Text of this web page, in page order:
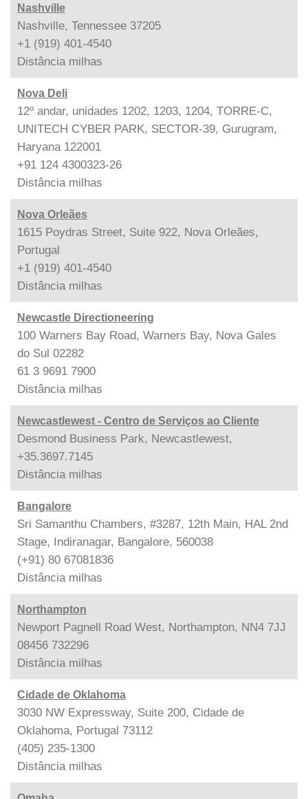
Nashville
Nashville, Tennessee 37205
+1 (919) 401-4540
Distância milhas
Nova Deli
12º andar, unidades 1202, 1203, 1204, TORRE-C,
UNITECH CYBER PARK, SECTOR-39, Gurugram,
Haryana 122001
+91 124 4300323-26
Distância milhas
Nova Orleães
1615 Poydras Street, Suite 922, Nova Orleães,
Portugal
+1 (919) 401-4540
Distância milhas
Newcastle Directioneering
100 Warners Bay Road, Warners Bay, Nova Gales
do Sul 02282
61 3 9691 7900
Distância milhas
Newcastlewest - Centro de Serviços ao Cliente
Desmond Business Park, Newcastlewest,
+35.3697.7145
Distância milhas
Bangalore
Sri Samanthu Chambers, #3287, 12th Main, HAL 2nd
Stage, Indiranagar, Bangalore, 560038
(+91) 80 67081836
Distância milhas
Northampton
Newport Pagnell Road West, Northampton, NN4 7JJ
08456 732296
Distância milhas
Cidade de Oklahoma
3030 NW Expressway, Suite 200, Cidade de
Oklahoma, Portugal 73112
(405) 235-1300
Distância milhas